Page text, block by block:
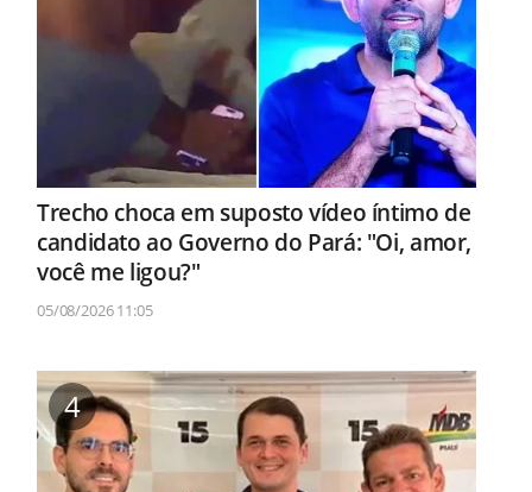
Trecho choca em suposto vídeo íntimo de
candidato ao Governo do Pará: "Oi, amor,
você me ligou?"
05/08/2026 11:05
4